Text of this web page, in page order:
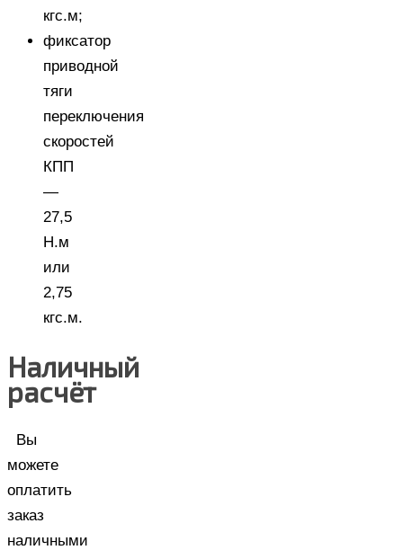
кгс.м;
фиксатор
приводной
тяги
переключения
скоростей
КПП
—
27,5
Н.м
или
2,75
кгс.м.
Наличный
расчёт
Вы
можете
оплатить
заказ
наличными